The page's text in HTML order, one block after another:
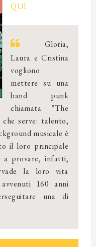
QUI
Gloria,
Laura e Cristina
vogliono
mettere su una
band punk
chiamata "The
serve: talento,
musicale è
il loro principale
a provare, infatti,
la loro vita
160 anni
una di